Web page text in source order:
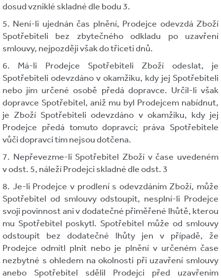
dosud vzniklé skladné dle bodu 3.
5. Není-li ujednán čas plnění, Prodejce odevzdá Zboží
Spotřebiteli bez zbytečného odkladu po uzavření
smlouvy, nejpozději však do třiceti dnů.
6. Má-li Prodejce Spotřebiteli Zboží odeslat, je
Spotřebiteli odevzdáno v okamžiku, kdy jej Spotřebiteli
nebo jím určené osobě předá dopravce. Určil-li však
dopravce Spotřebitel, aniž mu byl Prodejcem nabídnut,
je Zboží Spotřebiteli odevzdáno v okamžiku, kdy jej
Prodejce předá tomuto dopravci; práva Spotřebitele
vůči dopravci tím nejsou dotčena.
7. Nepřevezme-li Spotřebitel Zboží v čase uvedeném
v odst. 5, náleží Prodejci skladné dle odst. 3
8. Je-li Prodejce v prodlení s odevzdáním Zboží, může
Spotřebitel od smlouvy odstoupit, nesplní-li Prodejce
svoji povinnost ani v dodatečné přiměřené lhůtě, kterou
mu Spotřebitel poskytl. Spotřebitel může od smlouvy
odstoupit bez dodatečné lhůty jen v případě, že
Prodejce odmítl plnit nebo je plnění v určeném čase
nezbytné s ohledem na okolnosti při uzavření smlouvy
anebo Spotřebitel sdělil Prodejci před uzavřením